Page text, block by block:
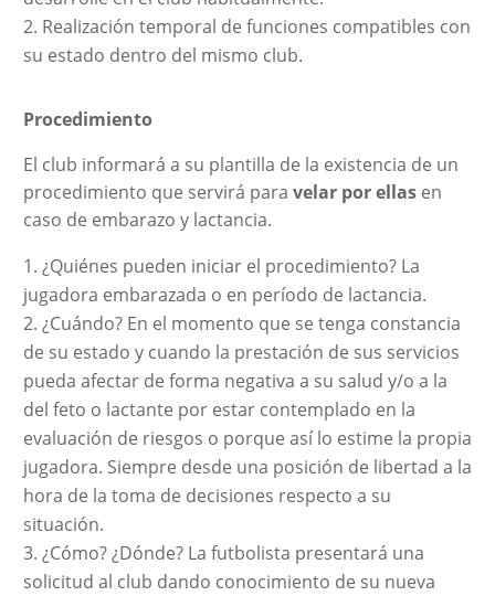
Realización temporal de funciones compatibles con
su estado dentro del mismo club.
Procedimiento
El club informará a su plantilla de la existencia de un
procedimiento que servirá para velar por ellasen
caso de embarazo y lactancia.
¿Quiénes pueden iniciar el procedimiento? La
jugadora embarazada o en período de lactancia.
¿Cuándo? En el momento que se tenga constancia
de su estado y cuando la prestación de sus servicios
pueda afectar de forma negativa a su salud y/o a la
del feto o lactante por estar contemplado en la
evaluación de riesgos o porque así lo estime la propia
jugadora. Siempre desde una posición de libertad a la
hora de la toma de decisiones respecto a su
situación.
¿Cómo? ¿Dónde? La futbolista presentará una
solicitud al club dando conocimiento de su nueva